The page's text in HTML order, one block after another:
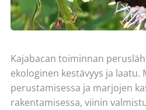
Kajabacan toiminnan
ekologinen kestävyys ja laatu.
perustamisessa ja marjojen
rakentamisessa, viinin